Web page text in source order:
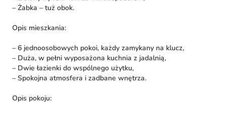
– Żabka – tuż obok.
Opis mieszkania:
– 6 jednoosobowych pokoi, każdy zamykany na klucz,
– Duża, w pełni wyposażona kuchnia z jadalnią,
– Dwie łazienki do wspólnego użytku,
– Spokojna atmosfera i zadbane wnętrza.
Opis pokoju: